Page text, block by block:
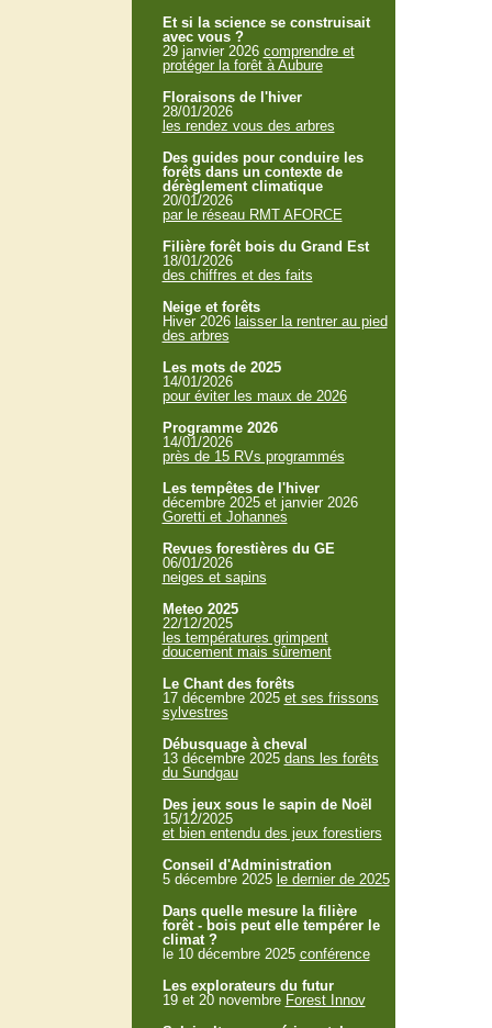
Et si la science se construisait
avec vous ?
29 janvier 2026 comprendre et
protéger la forêt à Aubure
Floraisons de l'hiver
28/01/2026
les rendez vous des arbres
Des guides pour conduire les
forêts dans un contexte de
dérèglement climatique
20/01/2026
par le réseau RMT AFORCE
Filière forêt bois du Grand Est
18/01/2026
des chiffres et des faits
Neige et forêts
Hiver 2026 laisser la rentrer au pied
des arbres
Les mots de 2025
14/01/2026
pour éviter les maux de 2026
Programme 2026
14/01/2026
près de 15 RVs programmés
Les tempêtes de l'hiver
décembre 2025 et janvier 2026
Goretti et Johannes
Revues forestières du GE
06/01/2026
neiges et sapins
Meteo 2025
22/12/2025
les températures grimpent
doucement mais sûrement
Le Chant des forêts
17 décembre 2025 et ses frissons
sylvestres
Débusquage à cheval
13 décembre 2025 dans les forêts
du Sundgau
Des jeux sous le sapin de Noël
15/12/2025
et bien entendu des jeux forestiers
Conseil d'Administration
5 décembre 2025 le dernier de 2025
Dans quelle mesure la filière
forêt - bois peut elle tempérer le
climat ?
le 10 décembre 2025 conférence
Les explorateurs du futur
19 et 20 novembre Forest Innov